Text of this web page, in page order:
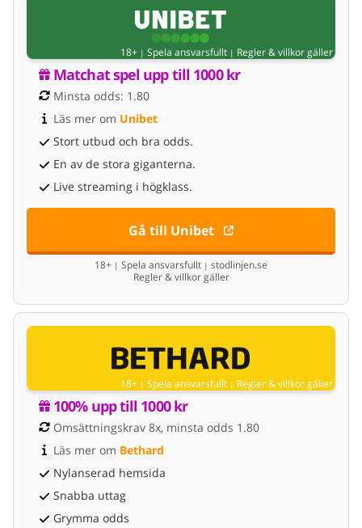
18+ | Spela ansvarsfullt | Regler & villkor gäller
Matchat spel upp till 1000 kr
Minsta odds: 1.80
Läs mer om Unibet
Stort utbud och bra odds.
En av de stora giganterna.
Live streaming i högklass.
Gå till Unibet
18+ | Spela ansvarsfullt | stodlinjen.se
Regler & villkor gäller
18+ | Spela ansvarsfullt | Regler & villkor gäller
100% upp till 1000 kr
Omsättningskrav 8x, minsta odds 1.80
Läs mer om Bethard
Nylanserad hemsida
Snabba uttag
Grymma odds